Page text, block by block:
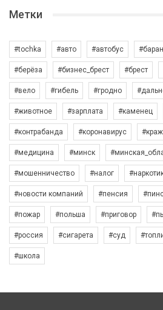
Метки
#tochka #авто #автобус
#берёза #бизнес_брест #брест
#вело #гибель #гродно
#животное #зарплата #каменец
#контрабанда #коронавирус
#медицина #минск
#мошенничество #налог
#новости компаний #пенсия
#пожар #польша #приговор
#россия #сигарета #суд
#школа